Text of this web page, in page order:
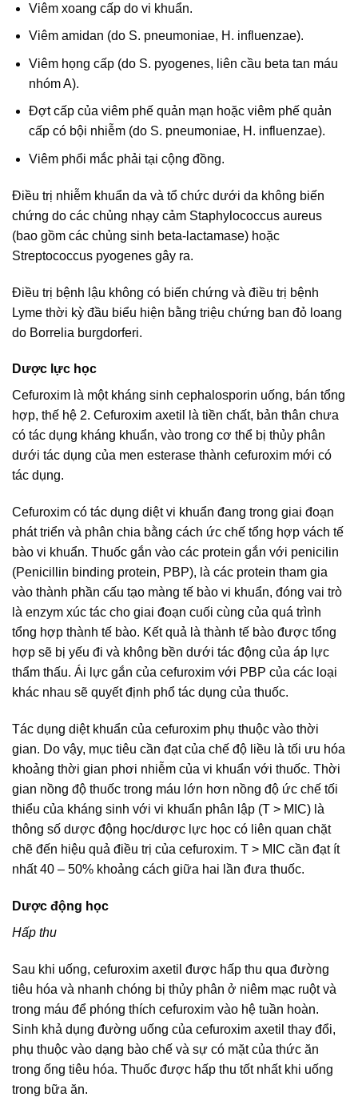
Viêm xoang cấp do vi khuẩn.
Viêm amidan (do S. pneumoniae, H. influenzae).
Viêm họng cấp (do S. pyogenes, liên cầu beta tan máu
nhóm A).
Đợt cấp của viêm phế quản mạn hoặc viêm phế quản
cấp có bội nhiễm (do S. pneumoniae, H. influenzae).
Viêm phổi mắc phải tại cộng đồng.
Điều trị nhiễm khuẩn da và tổ chức dưới da không biến
chứng do các chủng nhạy cảm Staphylococcus aureus
(bao gồm các chủng sinh beta-lactamase) hoặc
Streptococcus pyogenes gây ra.
Điều trị bệnh lậu không có biến chứng và điều trị bệnh
Lyme thời kỳ đầu biểu hiện bằng triệu chứng ban đỏ loang
do Borrelia burgdorferi.
Dược lực học
Cefuroxim là một kháng sinh cephalosporin uống, bán tổng
hợp, thế hệ 2. Cefuroxim axetil là tiền chất, bản thân chưa
có tác dụng kháng khuẩn, vào trong cơ thể bị thủy phân
dưới tác dụng của men esterase thành cefuroxim mới có
tác dụng.
Cefuroxim có tác dụng diệt vi khuẩn đang trong giai đoạn
phát triển và phân chia bằng cách ức chế tổng hợp vách tế
bào vi khuẩn. Thuốc gắn vào các protein gắn với penicilin
(Penicillin binding protein, PBP), là các protein tham gia
vào thành phần cấu tạo màng tế bào vi khuẩn, đóng vai trò
là enzym xúc tác cho giai đoạn cuối cùng của quá trình
tổng hợp thành tế bào. Kết quả là thành tế bào được tổng
hợp sẽ bị yếu đi và không bền dưới tác động của áp lực
thẩm thấu. Ái lực gắn của cefuroxim với PBP của các loại
khác nhau sẽ quyết định phổ tác dụng của thuốc.
Tác dụng diệt khuẩn của cefuroxim phụ thuộc vào thời
gian. Do vậy, mục tiêu cần đạt của chế độ liều là tối ưu hóa
khoảng thời gian phơi nhiễm của vi khuẩn với thuốc. Thời
gian nồng độ thuốc trong máu lớn hơn nồng độ ức chế tối
thiểu của kháng sinh với vi khuẩn phân lập (T > MIC) là
thông số dược động học/dược lực học có liên quan chặt
chẽ đến hiệu quả điều trị của cefuroxim. T > MIC cần đạt ít
nhất 40 – 50% khoảng cách giữa hai lần đưa thuốc.
Dược động học
Hấp thu
Sau khi uống, cefuroxim axetil được hấp thu qua đường
tiêu hóa và nhanh chóng bị thủy phân ở niêm mạc ruột và
trong máu để phóng thích cefuroxim vào hệ tuần hoàn.
Sinh khả dụng đường uống của cefuroxim axetil thay đổi,
phụ thuộc vào dạng bào chế và sự có mặt của thức ăn
trong ống tiêu hóa. Thuốc được hấp thu tốt nhất khi uống
trong bữa ăn.